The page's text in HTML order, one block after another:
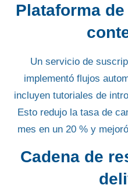
Plataforma
Un servicio de
implementó flujos
incluyen tutoriales de
Esto redujo la tasa de
mes en un 20 % y
Cadena de